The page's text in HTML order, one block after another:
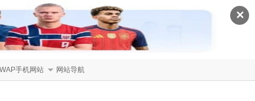
✕
WAP手机网站 网站导航